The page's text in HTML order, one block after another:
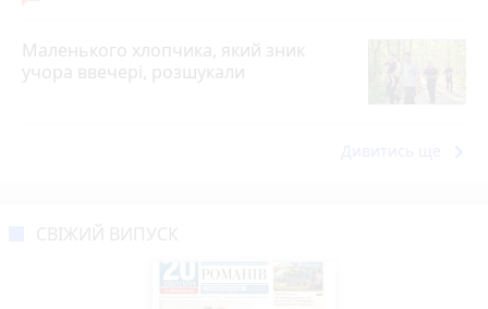
Маленького хлопчика, який зник
учора ввечері, розшукали